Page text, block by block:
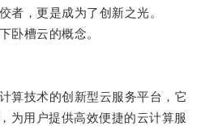
，更是成为了创新之光。
槽云的概念。
技术的创新型云服务平台，它
为用户提供高效便捷的云计算服